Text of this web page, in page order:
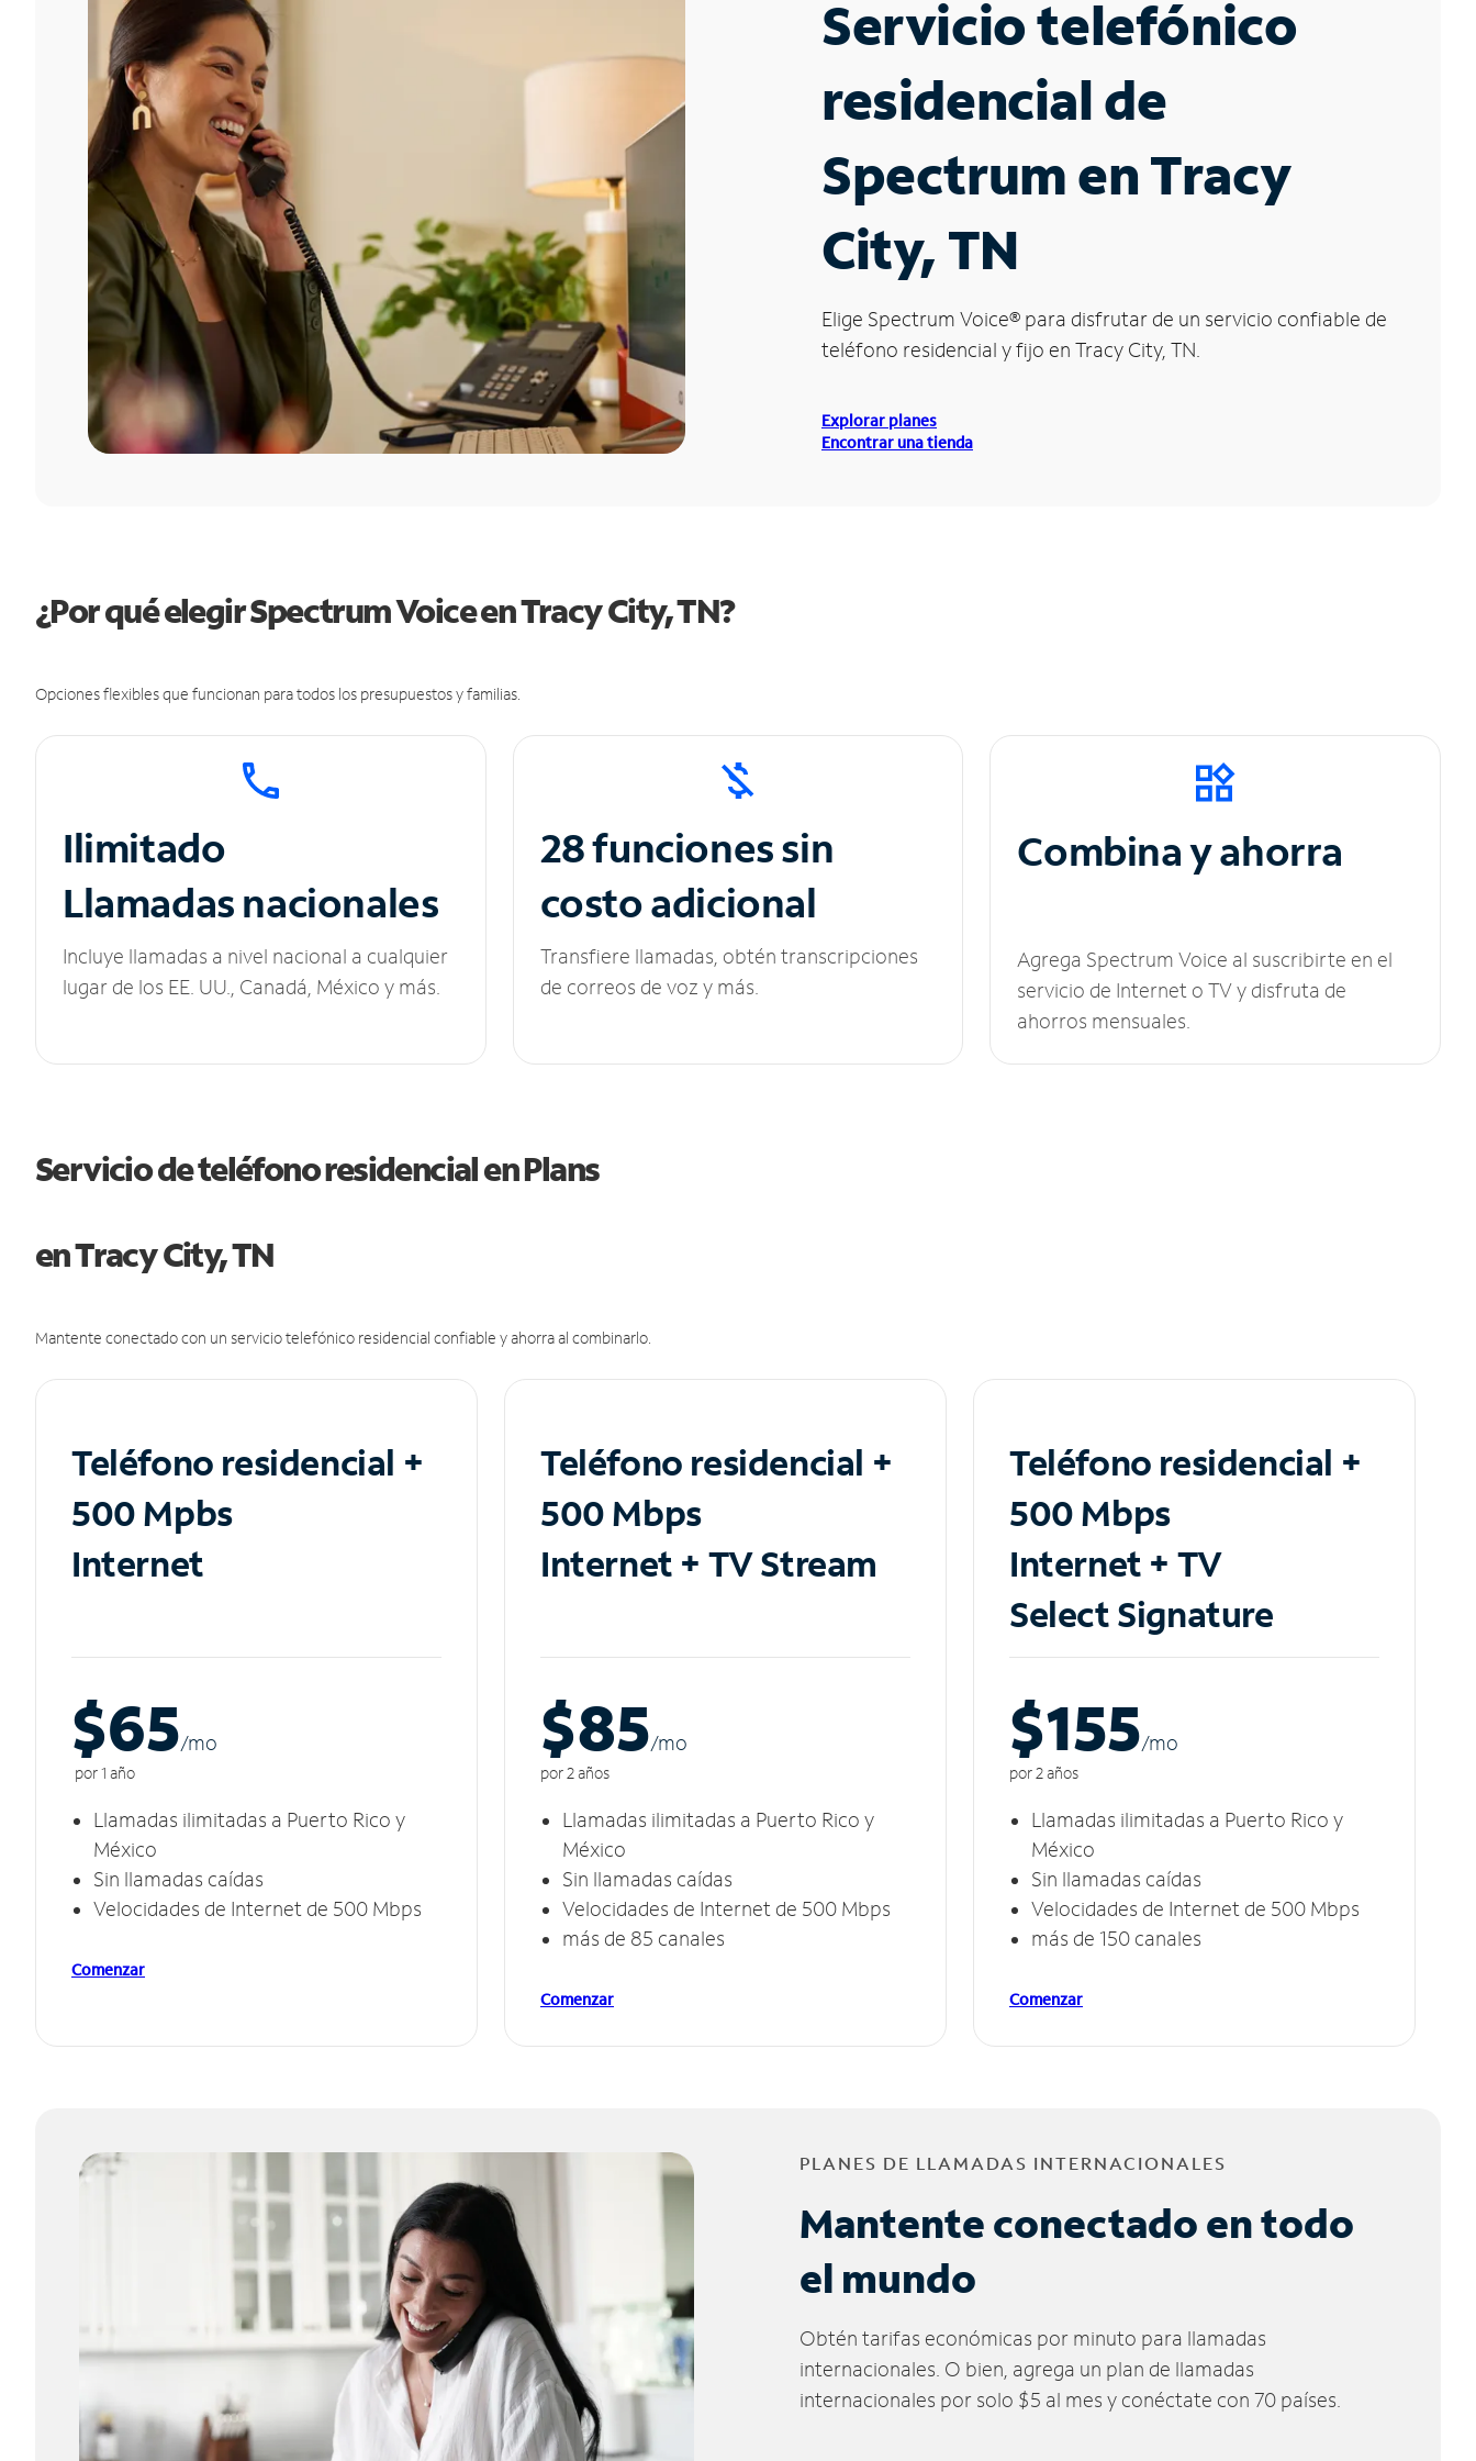
Servicio telefónico
residencial de
Spectrum en Tracy
City, TN
Elige Spectrum Voice® para disfrutar de un servicio confiable de
teléfono residencial y fijo en Tracy City, TN.
Explorar planes
Encontrar una tienda
¿Por qué elegir Spectrum Voice en Tracy City, TN?
Opciones flexibles que funcionan para todos los presupuestos y familias.
Ilimitado
Llamadas nacionales
Incluye llamadas a nivel nacional a cualquier
lugar de los EE. UU., Canadá, México y más.
28 funciones sin
costo adicional
Transfiere llamadas, obtén transcripciones
de correos de voz y más.
Combina y ahorra
Agrega Spectrum Voice al suscribirte en el
servicio de Internet o TV y disfruta de
ahorros mensuales.
Servicio de teléfono residencial en Plans
en Tracy City, TN
Mantente conectado con un servicio telefónico residencial confiable y ahorra al combinarlo.
Teléfono residencial +
500 Mpbs
Internet
$65/mo
por 1 año
Llamadas ilimitadas a Puerto Rico y
México
Sin llamadas caídas
Velocidades de Internet de 500 Mbps
Comenzar
Teléfono residencial +
500 Mbps
Internet + TV Stream
$85/mo
por 2 años
Llamadas ilimitadas a Puerto Rico y
México
Sin llamadas caídas
Velocidades de Internet de 500 Mbps
más de 85 canales
Comenzar
Teléfono residencial +
500 Mbps
Internet + TV
Select Signature
$155/mo
por 2 años
Llamadas ilimitadas a Puerto Rico y
México
Sin llamadas caídas
Velocidades de Internet de 500 Mbps
más de 150 canales
Comenzar
PLANES DE LLAMADAS INTERNACIONALES
Mantente conectado en todo
el mundo
Obtén tarifas económicas por minuto para llamadas
internacionales. O bien, agrega un plan de llamadas
internacionales por solo $5 al mes y conéctate con 70 países.